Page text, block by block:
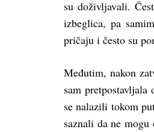
su doživljavali.
izbeglica, pa
pričaju i često su
Međutim, nakon
sam pretpostavljala
se nalazili tokom
saznali da ne